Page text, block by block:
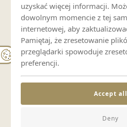
Wi-Fi
Telewizor
Komfort
uzyskać więcej informacji.
dowolnym momencie z tej
internetowej, aby
Pamiętaj, że zresetowanie
przeglądarki spowoduje
preferencji.
Deny
Accept all